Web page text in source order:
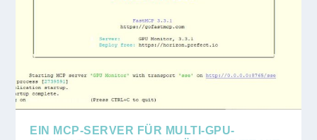
EIN MCP-SERVER FÜR MULTI-GPU-